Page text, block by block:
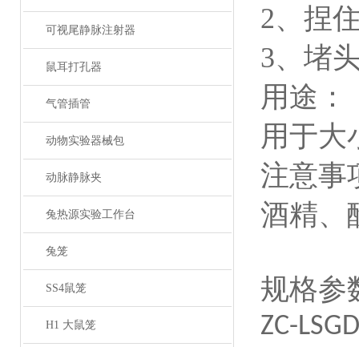
可视尾静脉注射器
鼠耳打孔器
气管插管
动物实验器械包
动脉静脉夹
兔热源实验工作台
兔笼
SS4鼠笼
H1 大鼠笼
2、 捏
3、 堵
用途：
用于大
注意事
酒精、
规格参
ZC-